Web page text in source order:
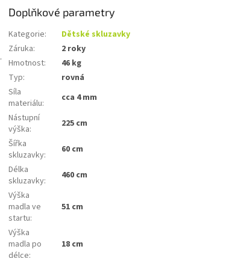
.
Doplňkové parametry
Kategorie:
Dětské skluzavky
Záruka:
2 roky
Hmotnost:
46 kg
Typ:
rovná
Síla
materiálu:
cca 4 mm
Nástupní
výška:
225 cm
Šířka
skluzavky:
60 cm
Délka
skluzavky:
460 cm
Výška
madla ve
startu:
51 cm
Výška
madla po
délce:
18 cm